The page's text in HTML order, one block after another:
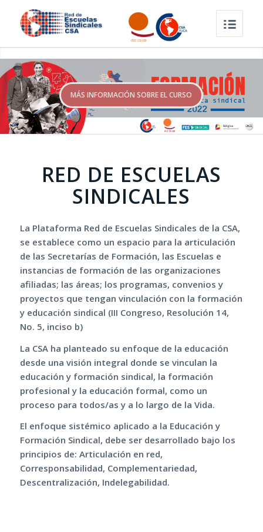
MÁS INFORMACIÓN SOBRE EL CURSO
RED DE ESCUELAS
SINDICALES
La Plataforma Red de Escuelas Sindicales de la CSA,
se establece como un espacio para la articulación
de las Secretarías de Formación, las Escuelas e
instancias de formación de las organizaciones
afiliadas; las áreas; los programas, convenios y
proyectos que tengan vinculación con la formación
y educación sindical (III Congreso, Resolución 14,
No. 5, inciso b)
La CSA ha planteado su enfoque de la educación
desde una visión integral donde se vinculan la
educación y formación sindical, la formación
profesional y la educación formal, como un
proceso para todos/as y a lo largo de la Vida.
El enfoque sistémico aplicado a la Educación y
Formación Sindical, debe ser desarrollado bajo los
principios de: Articulación en red,
Corresponsabilidad, Complementariedad,
Descentralización, Indelegabilidad.